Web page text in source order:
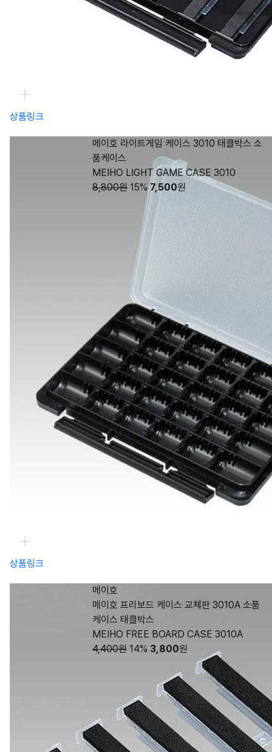
상품링크
메이호 라이트게임 케이스 3010 태클박스 소
품케이스
MEIHO LIGHT GAME CASE 3010
8,800원 15% 7,500원
상품링크
메이호
메이호 프리보드 케이스 교체판 3010A 소품
케이스 태클박스
MEIHO FREE BOARD CASE 3010A
4,400원 14% 3,800원